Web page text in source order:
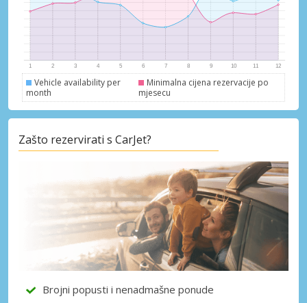
Vehicle availability per
month
Minimalna cijena rezervacije po
mjesecu
Zašto rezervirati s CarJet?
Brojni popusti i nenadmašne ponude